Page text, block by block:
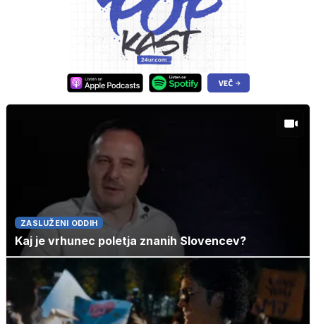
ZASLUŽENI ODDIH
Kaj je vrhunec poletja znanih Slovencev?